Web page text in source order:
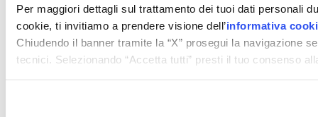
Per maggiori dettagli sul trattamento dei tuoi dati personali
cookie, ti invitiamo a prendere visione dell’informativa
Chiudendo il banner tramite la “X” prosegui la navigazione
tecnici. Selezionando “Accetta tutti” presti il tuo consenso